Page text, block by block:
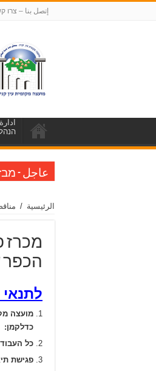
إتصل بنا – צרו
عاجل -
الرئيسية /
הכפר
מועצה
כדלקמן:
כל העבודות המחייבות
פגישת